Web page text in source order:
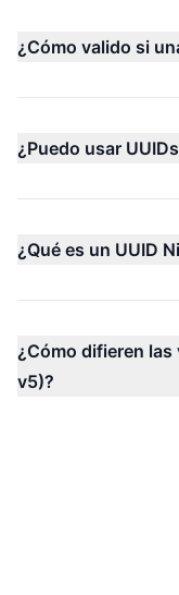
¿Cómo valido si
¿Puedo usar
¿Qué es un UUID
¿Cómo difieren las
v5)?